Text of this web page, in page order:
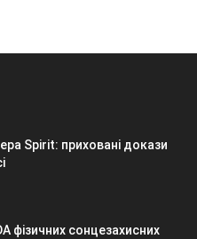
Spirit: приховані докази
фізичних сонцезахисних